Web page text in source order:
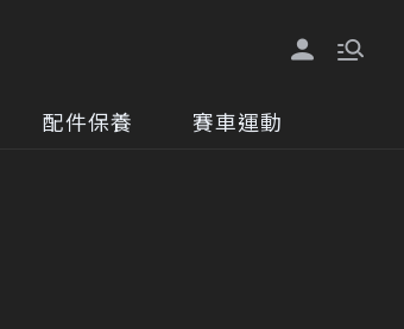
配件保養 賽車運動